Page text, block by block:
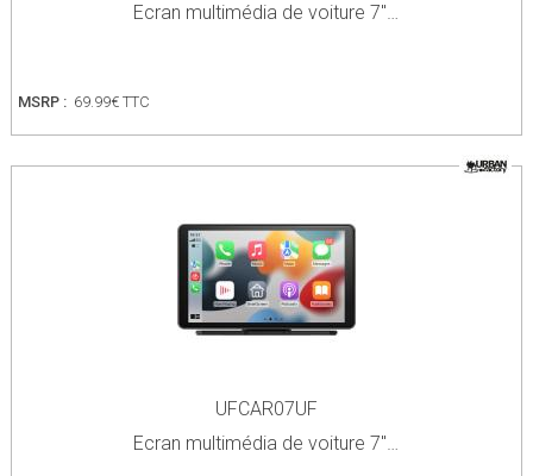
Ecran multimédia de voiture 7''…
MSRP : 69.99€ TTC
UFCAR07UF
Ecran multimédia de voiture 7''…